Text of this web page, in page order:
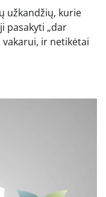
užkandžių, kurie
pasakyti „dar
vakarui, ir netikėtai